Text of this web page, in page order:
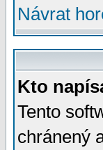
Návrat
Kto
Tento
chránený